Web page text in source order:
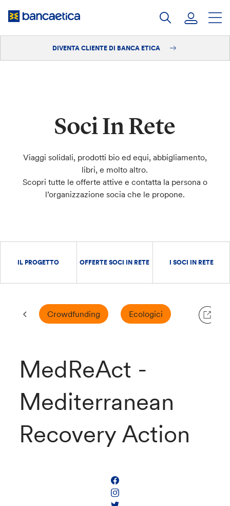
DIVENTA CLIENTE DI BANCA ETICA
Soci In Rete
Viaggi solidali, prodotti bio ed equi, abbigliamento,
libri, e molto altro.
Scopri tutte le offerte attive e contatta la persona o
l’organizzazione socia che le propone.
IL PROGETTO OFFERTE SOCI IN RETE I SOCI IN RETE
Crowdfunding Ecologici
MedReAct -
Mediterranean
Recovery Action